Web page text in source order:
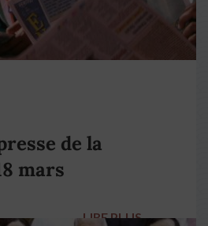
de la
mars
LIRE PLUS →